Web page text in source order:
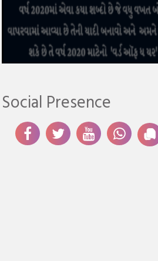
Social Presence